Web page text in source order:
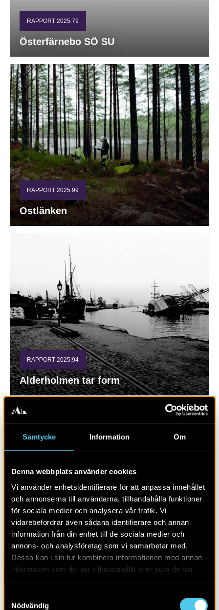
Samtycke Information Om
Denna webbplats använder cookies
Vi använder enhetsidentifierare för att anpassa innehållet
och annonserna till användarna, tillhandahålla funktioner
för sociala medier och analysera vår trafik. Vi
vidarebefordrar även sådana identifierare och annan
information från din enhet till de sociala medier och
annons- och analysföretag som vi samarbetar med.
Dessa kan i sin tur kombinera informationen med annan
information som du har tillhandahållit eller som de har
Nödvändig
RAPPORT 2025:79
Österfärnebo SÖ SU
RAPPORT 2025:99
Ostlänken
RAPPORT 2025:94
Alderholmen tar form
RAPPORT 2025:101
Bergsbrunna